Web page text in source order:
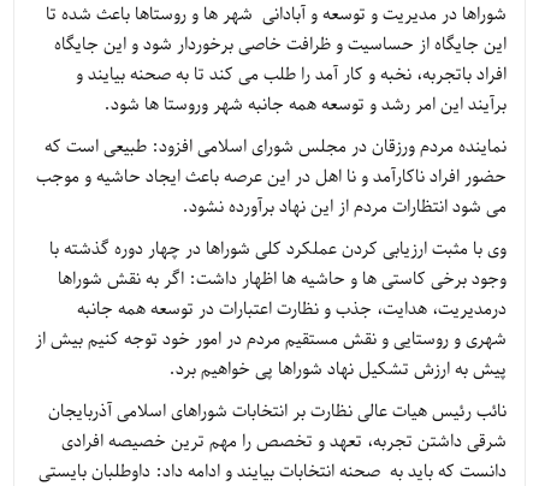
شوراها در مدیریت و توسعه و آبادانی شهر ها و روستاها باعث شده تا
این جایگاه از حساسیت و ظرافت خاصی برخوردار شود و این جایگاه
افراد باتجربه، نخبه و کار آمد را طلب می کند تا به صحنه بیایند و
برآیند این امر رشد و توسعه همه جانبه شهر وروستا ها شود.
نماینده مردم ورزقان در مجلس شورای اسلامی افزود: طبیعی است که
حضور افراد ناکارآمد و نا اهل در این عرصه باعث ایجاد حاشیه و موجب
می شود انتظارات مردم از این نهاد برآورده نشود.
وی با مثبت ارزیابی کردن عملکرد کلی شوراها در چهار دوره گذشته با
وجود برخی کاستی ها و حاشیه ها اظهار داشت: اگر به نقش شوراها
درمدیریت، هدایت، جذب و نظارت اعتبارات در توسعه همه جانبه
شهری و روستایی و نقش مستقیم مردم در امور خود توجه کنیم بیش از
پیش به ارزش تشکیل نهاد شوراها پی خواهیم برد.
نائب رئیس هیات عالی نظارت بر انتخابات شوراهای اسلامی آذربایجان
شرقی داشتن تجربه، تعهد و تخصص را مهم ترین خصیصه افرادی
دانست که باید به صحنه انتخابات بیایند و ادامه داد: داوطلبان بایستی